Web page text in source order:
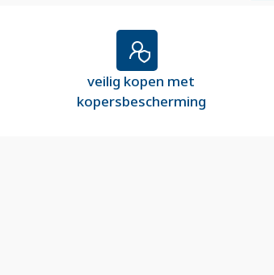
veilig kopen met
kopersbescherming